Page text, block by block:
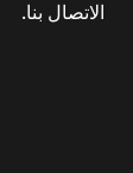
الاتصال بنا.